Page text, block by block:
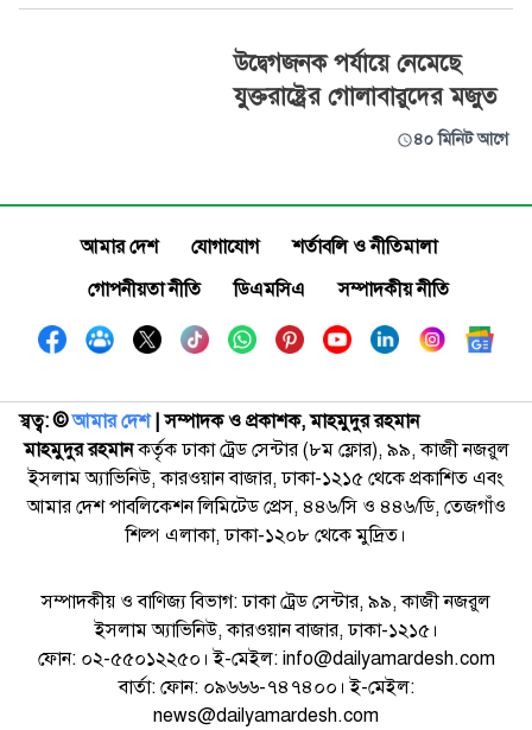
উদ্বেগজনক পর্যায়ে নেমেছে
যুক্তরাষ্ট্রের গোলাবারুদের মজুত
৪০ মিনিট আগে
আমার দেশ যোগাযোগ
শর্তাবলি ও নীতিমালা
গোপনীয়তা নীতি
ডিএমসিএ সম্পাদকীয় নীতি
স্বত্ব: ©️আমার দেশ| সম্পাদক ও প্রকাশক, মাহমুদুর রহমান
মাহমুদুর রহমানকর্তৃক ঢাকা ট্রেড সেন্টার (৮ম ফ্লোর), ৯৯, কাজী নজরুল
ইসলাম অ্যাভিনিউ, কারওয়ান বাজার, ঢাকা-১২১৫ থেকে প্রকাশিত এবং
আমার দেশ পাবলিকেশন লিমিটেড প্রেস, ৪৪৬/সি ও ৪৪৬/ডি, তেজগাঁও
শিল্প এলাকা, ঢাকা-১২০৮ থেকে মুদ্রিত।
সম্পাদকীয় ও বাণিজ্য বিভাগ: ঢাকা ট্রেড সেন্টার, ৯৯, কাজী নজরুল
ইসলাম অ্যাভিনিউ, কারওয়ান বাজার, ঢাকা-১২১৫।
ফোন: ০২-৫৫০১২২৫০। ই-মেইল: info@dailyamardesh.com
বার্তা: ফোন: ০৯৬৬৬-৭৪৭৪০০। ই-মেইল:
news@dailyamardesh.com